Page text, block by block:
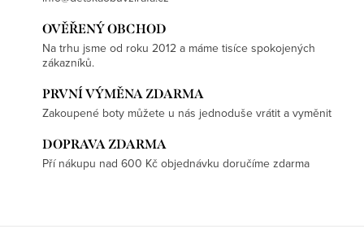
OVĚŘENÝ OBCHOD
Na trhu jsme od roku 2012 a máme tisíce spokojených
zákazníků.
PRVNÍ VÝMĚNA ZDARMA
Zakoupené boty můžete u nás jednoduše vrátit a vyměnit
DOPRAVA ZDARMA
Pří nákupu nad 600 Kč objednávku doručíme zdarma